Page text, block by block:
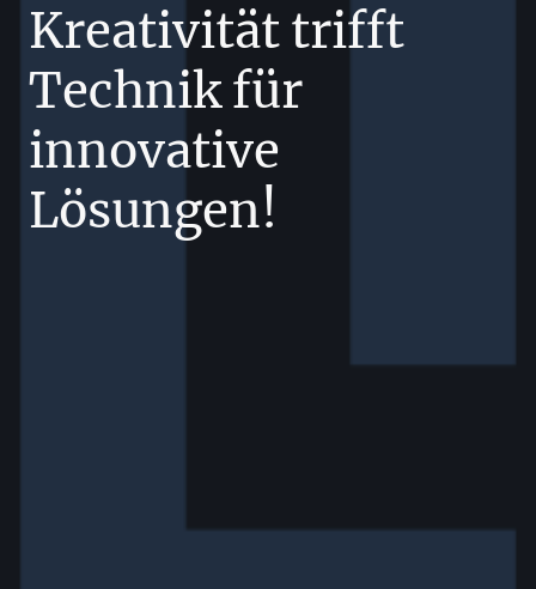
Kreativität trifft
Technik für
innovative
Lösungen!